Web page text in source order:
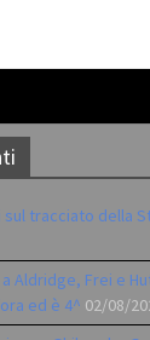
tracciato della
a Aldridge, Frei e
ed è 4^ 02/08/